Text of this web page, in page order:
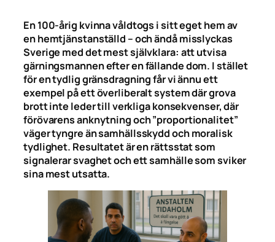
En 100-årig kvinna våldtogs i sitt eget hem av
en hemtjänstanställd – och ändå misslyckas
Sverige med det mest självklara: att utvisa
gärningsmannen efter en fällande dom. I stället
för en tydlig gränsdragning får vi ännu ett
exempel på ett överliberalt system där grova
brott inte leder till verkliga konsekvenser, där
förövarens anknytning och ”proportionalitet”
väger tyngre än samhällsskydd och moralisk
tydlighet. Resultatet är en rättsstat som
signalerar svaghet och ett samhälle som sviker
sina mest utsatta.